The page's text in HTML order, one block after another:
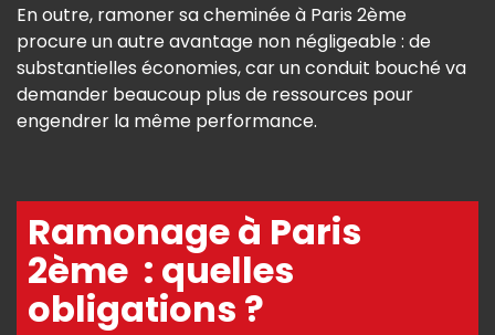
En outre, ramoner sa cheminée à Paris 2ème
procure un autre avantage non négligeable : de
substantielles économies, car un conduit bouché va
demander beaucoup plus de ressources pour
engendrer la même performance.
Ramonage à Paris
2ème : quelles
obligations ?